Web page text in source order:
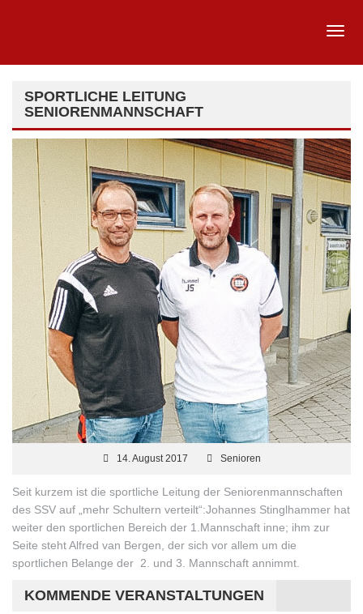
SPORTLICHE LEITUNG
SENIORENMANNSCHAFT
14. August 2017 Senioren
Seit kurzem ist die sportliche Leitung der Seniorenmannschaften
des SSV auf „mehr Schultern verteilt“:Johannes Stinglhammer hat
weiter den sportlichen Bereich der 1.Mannschaft inne; ihm zur
Seite steht Alfred van Bergen, der sich vor allem um die
sportlichen Belange der 2. und 3. Mannschaft annimmt.
KOMMENDE VERANSTALTUNGEN